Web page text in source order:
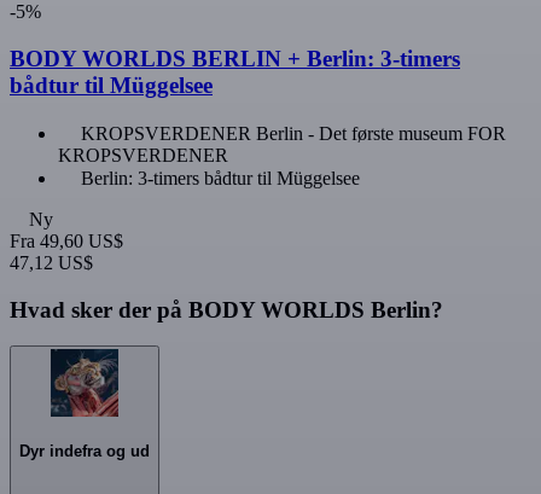
-5%
BODY WORLDS BERLIN + Berlin: 3-timers
bådtur til Müggelsee
KROPSVERDENER Berlin - Det første museum FOR
KROPSVERDENER
Berlin: 3-timers bådtur til Müggelsee
Ny
Fra 49,60 US$
47,12 US$
Hvad sker der på BODY WORLDS Berlin?
Dyr indefra og ud